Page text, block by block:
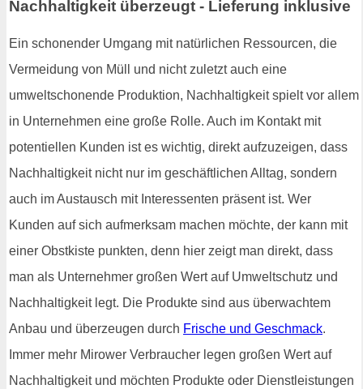
Nachhaltigkeit überzeugt - Lieferung inklusive
Ein schonender Umgang mit natürlichen Ressourcen, die
Vermeidung von Müll und nicht zuletzt auch eine
umweltschonende Produktion, Nachhaltigkeit spielt vor allem
in Unternehmen eine große Rolle. Auch im Kontakt mit
potentiellen Kunden ist es wichtig, direkt aufzuzeigen, dass
Nachhaltigkeit nicht nur im geschäftlichen Alltag, sondern
auch im Austausch mit Interessenten präsent ist. Wer
Kunden auf sich aufmerksam machen möchte, der kann mit
einer Obstkiste punkten, denn hier zeigt man direkt, dass
man als Unternehmer großen Wert auf Umweltschutz und
Nachhaltigkeit legt. Die Produkte sind aus überwachtem
Anbau und überzeugen durch Frische und Geschmack.
Immer mehr Mirower Verbraucher legen großen Wert auf
Nachhaltigkeit und möchten Produkte oder Dienstleistungen